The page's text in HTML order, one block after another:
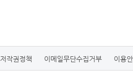
저작권정책 이메일무단수집거부 이용